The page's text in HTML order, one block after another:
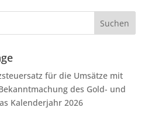
für die Umsätze mit
des Gold- und
Kalenderjahr 2026